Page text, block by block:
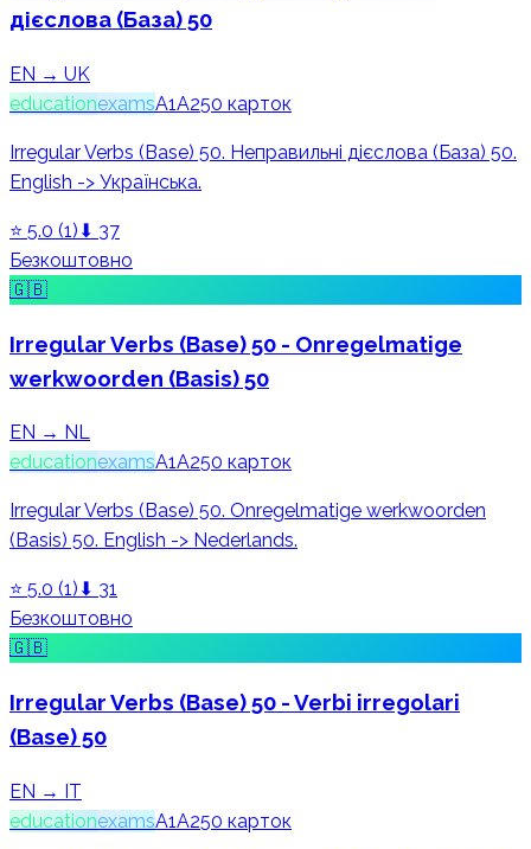
дієслова (База) 50
EN → UK
educationexamsA1A250 карток
Irregular Verbs (Base) 50. Неправильні дієслова (База) 50.
English -> Українська.
⭐ 5.0 (1) ⬇ 37
Безкоштовно
🇬🇧
Irregular Verbs (Base) 50 - Onregelmatige
werkwoorden (Basis) 50
EN → NL
educationexamsA1A250 карток
Irregular Verbs (Base) 50. Onregelmatige werkwoorden
(Basis) 50. English -> Nederlands.
⭐ 5.0 (1) ⬇ 31
Безкоштовно
🇬🇧
Irregular Verbs (Base) 50 - Verbi irregolari
(Base) 50
EN → IT
educationexamsA1A250 карток